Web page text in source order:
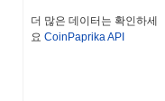
더 많은 데이터는 확인하세
요 CoinPaprika API